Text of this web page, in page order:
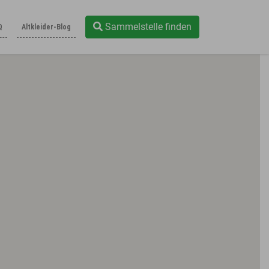
Altkleider-Blog Sammelstelle finden